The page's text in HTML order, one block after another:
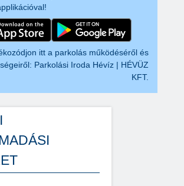
itt a parkolás működéséről és
Parkolási Iroda Hévíz | HÉVÜZ
KFT.